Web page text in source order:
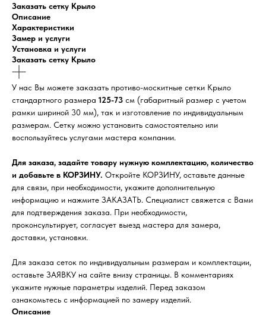
Заказать сетку Крыло
Описание
Характеристики
Замер и услуги
Установка и услуги
Заказать сетку Крыло
У нас Вы можете заказать противо-москитные сетки Крыло
стандартного размера 125-73 см (габаритный размер с учетом
рамки шириной 30 мм), так и изготовление по индивидуальным
размерам. Сетку можно установить самостоятельно или
воспользуйтесь услугами мастера компании.
Для заказа, задайте товару нужную комплектацию, количество
и добавьте в КОРЗИНУ. Откройте КОРЗИНУ, оставьте данные
для связи, при необходимости, укажите дополнительную
информацию и нажмите ЗАКАЗАТЬ. Специалист свяжется с Вами
для подтверждения заказа. При необходимости,
проконсультирует, согласует выезд мастера для замера,
доставки, установки.
Для заказа сеток по индивидуальным размерам и комплектации,
оставьте ЗАЯВКУ на сайте внизу страницы. В комментариях
укажите нужные параметры изделий. Перед заказом
ознакомьтесь с информацией по замеру изделий.
Описание